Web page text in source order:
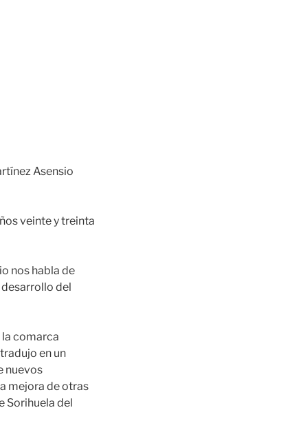
Asensio
veinte y treinta
nos habla de
del
la comarca
en un
nuevos
mejora de otras
Sorihuela del